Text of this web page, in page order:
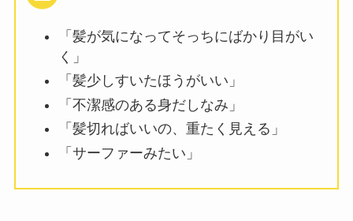
「髪が気になってそっちにばかり目がい
く」
「髪少しすいたほうがいい」
「不潔感のある身だしなみ」
「髪切ればいいの、重たく見える」
「サーファーみたい」